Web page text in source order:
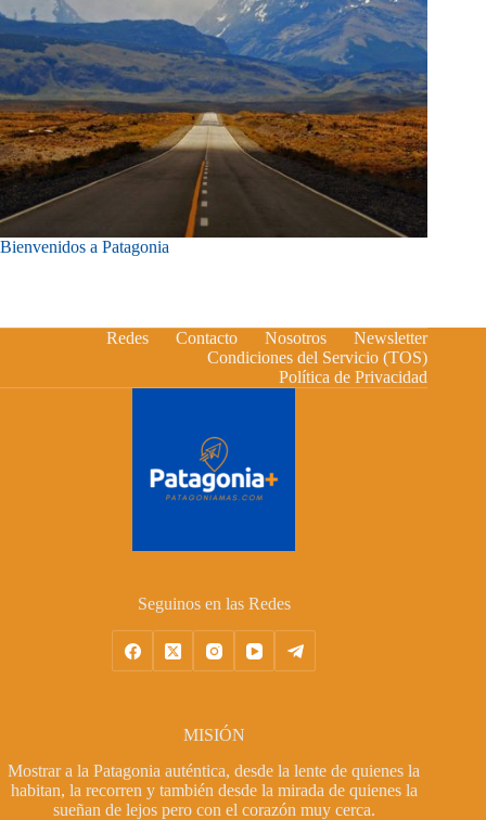
Bienvenidos a Patagonia
Redes Contacto Nosotros
Newsletter
Condiciones del Servicio (TOS)
Política de Privacidad
Seguinos en las Redes
MISIÓN
Mostrar a la Patagonia auténtica, desde la lente de quienes la
habitan, la recorren y también desde la mirada de quienes la
sueñan de lejos pero con el corazón muy cerca.